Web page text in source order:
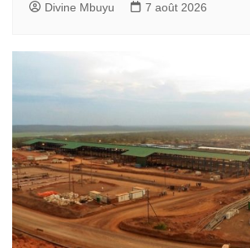
Divine Mbuyu 7 août 2026